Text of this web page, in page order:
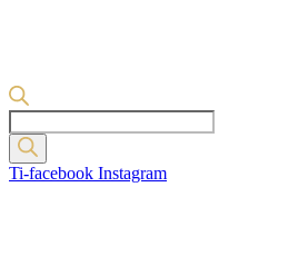
Products
search
Ti-facebook Instagram